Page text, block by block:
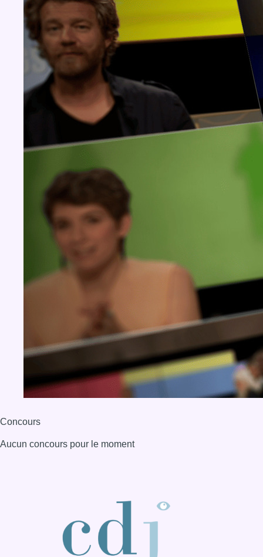
Concours
Aucun concours pour le moment